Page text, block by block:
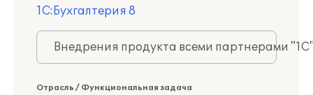
1С:Бухгалтерия 8
Внедрения продукта всеми партнерами
Отрасль / Функциональная задача